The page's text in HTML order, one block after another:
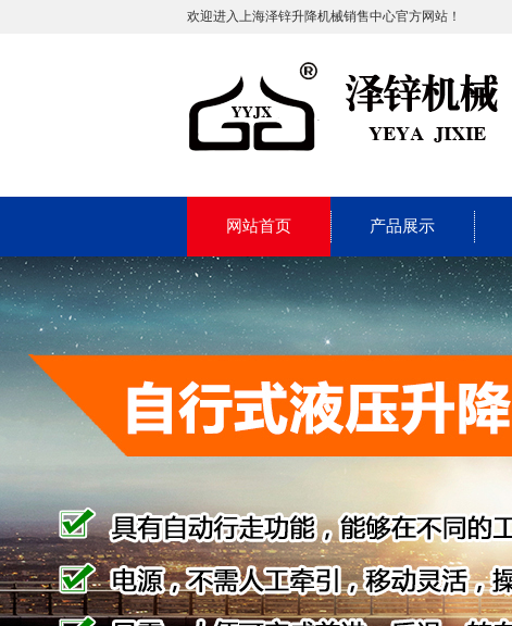
欢迎进入上海泽锌升降机械销售中心官方网站！
网站首页 产品展示